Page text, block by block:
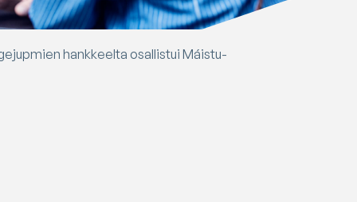
hankkeelta osallistui Máistu-